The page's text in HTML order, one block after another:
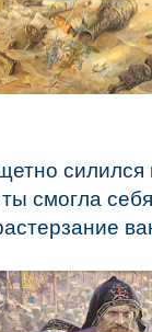
силился
смогла